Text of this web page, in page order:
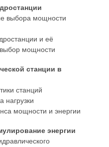
выбора мощности
и её
мощности
станции в
станций
нагрузки
мощности и энергии
энергии